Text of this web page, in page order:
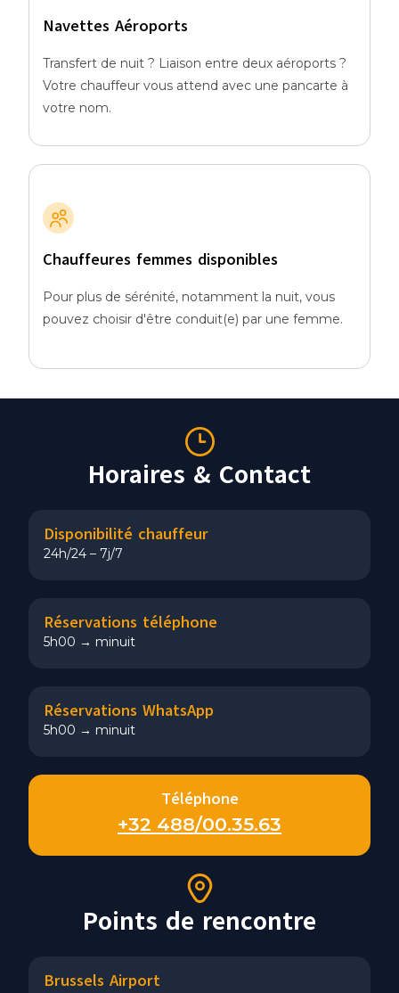
Navettes Aéroports
Transfert de nuit ? Liaison entre deux aéroports ?
Votre chauffeur vous attend avec une pancarte à
votre nom.
Chauffeures femmes disponibles
Pour plus de sérénité, notamment la nuit, vous
pouvez choisir d'être conduit(e) par une femme.
Horaires & Contact
Disponibilité chauffeur
24h/24 – 7j/7
Réservations téléphone
5h00 → minuit
Réservations WhatsApp
5h00 → minuit
Téléphone
+32 488/00.35.63
Points de rencontre
Brussels Airport